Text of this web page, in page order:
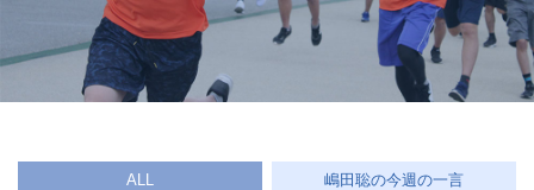
ALL 嶋田聡の今週の一言